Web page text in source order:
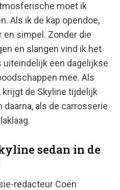
moet ik
Als ik de kap opendoe,
simpel. Zonder die
en slangen vind ik het
een dagelijkse
mee. Als
de Skyline tijdelijk
als de carrosserie
sedan in de
redacteur Coen